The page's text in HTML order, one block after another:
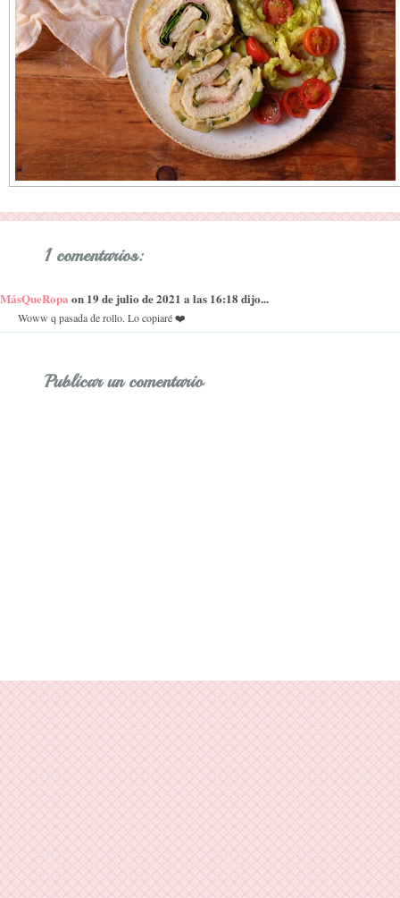
1 comentarios:
MásQueRopa on 19 de julio de 2021 a las 16:18 dijo...
Woww q pasada de rollo. Lo copiaré ❤️
Publicar un comentario